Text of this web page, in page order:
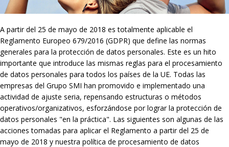
A partir del 25 de mayo de 2018 es totalmente aplicable el
Reglamento Europeo 679/2016 (GDPR) que define las normas
generales para la protección de datos personales. Este es un hito
importante que introduce las mismas reglas para el procesamiento
de datos personales para todos los países de la UE. Todas las
empresas del Grupo SMI han promovido e implementado una
actividad de ajuste seria, repensando estructuras o métodos
operativos/organizativos, esforzándose por lograr la protección de
datos personales "en la práctica". Las siguientes son algunas de las
acciones tomadas para aplicar el Reglamento a partir del 25 de
mayo de 2018 y nuestra política de procesamiento de datos